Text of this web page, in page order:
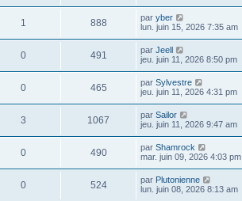
1 888 par yber
lun. juin 15, 2026 7:35 am
0 491 par Jeell
jeu. juin 11, 2026 8:50 pm
0 465 par Sylvestre
jeu. juin 11, 2026 4:31 pm
3 1067 par Sailor
jeu. juin 11, 2026 9:47 am
0 490 par Shamrock
mar. juin 09, 2026 4:03 pm
0 524 par Plutonienne
lun. juin 08, 2026 8:13 am